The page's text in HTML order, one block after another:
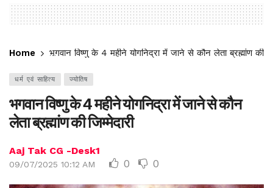
Home भगवान विष्णु के 4 महीने योगनिद्रा में जाने से कौन लेता ब्रह्मांण की
धर्म एवं साहित्य ज्योतिष
भगवान विष्णु के 4 महीने योगनिद्रा में जाने से कौन
लेता ब्रह्मांण की जिम्मेदारी
Aaj Tak CG -Desk1
09/07/2025 10:12 AM 0 0